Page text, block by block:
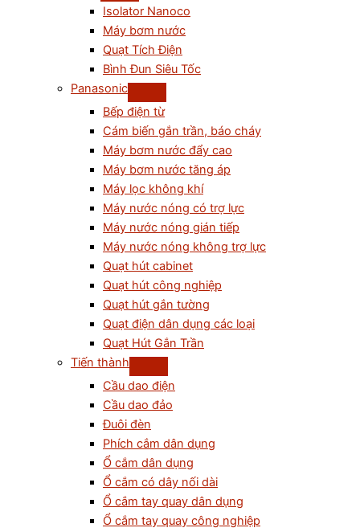
Isolator Nanoco
Máy bơm nước
Quạt Tích Điện
Bình Đun Siêu Tốc
Panasonic
Bếp điện từ
Cám biến gắn trần, báo cháy
Máy bơm nước đẩy cao
Máy bơm nước tăng áp
Máy lọc không khí
Máy nước nóng có trợ lực
Máy nước nóng gián tiếp
Máy nước nóng không trợ lực
Quạt hút cabinet
Quạt hút công nghiệp
Quạt hút gắn tường
Quạt điện dân dụng các loại
Quạt Hút Gắn Trần
Tiến thành
Cầu dao điện
Cầu dao đảo
Đuôi đèn
Phích cắm dân dụng
Ổ cắm dân dụng
Ổ cắm có dây nối dài
Ổ cắm tay quay dân dụng
Ổ cắm tay quay công nghiệp